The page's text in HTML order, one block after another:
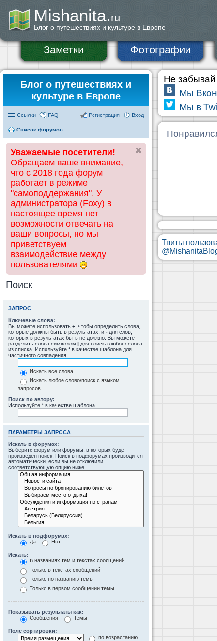
Mishanita.ru
Блог о путешествиях и культуре в Европе
Заметки Фотографии
Блог о путешествиях и
культуре в Европе
Ссылки FAQ Вход
Регистрация
Список форумов
Уважаемые посетители!
Обращаем ваше внимание,
что с 2018 года форум
работает в режиме
"самоподдержания". У
администратора (Foxy) в
настоящее время нет
возможности отвечать на
ваши вопросы, но мы
приветствуем
взаимодействие между
пользователями
Поиск
ЗАПРОС
Ключевые слова:
Вы можете использовать + , чтобы определить слова,
которые должны быть в результатах, и - для слов,
которых в результатах быть не должно. Вы можете
разделить слова символом | для поиска любого слова
из списка. Используйте * в качестве шаблона для
частичного совпадения.
Искать все слова
Искать любое слово/поиск с языком
запросов
Поиск по автору:
Используйте * в качестве шаблона.
ПАРАМЕТРЫ ЗАПРОСА
Искать в форумах:
Выберите форум или форумы, в которых будет
произведён поиск. Поиск в подфорумах производится
автоматически, если вы не отключили
соответствующую опцию ниже.
Искать в подфорумах:
Да
Нет
Искать:
В названиях тем и текстах сообщений
Только в текстах сообщений
Только по названию темы
Только в первом сообщении темы
Показывать результаты как:
Сообщения
Темы
Поле сортировки:
по возрастанию
Не забывай
Мы
Мы в
Твиты